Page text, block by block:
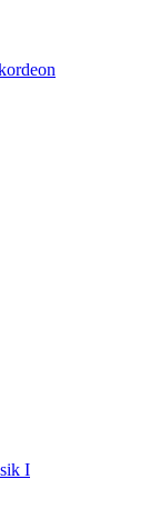
I